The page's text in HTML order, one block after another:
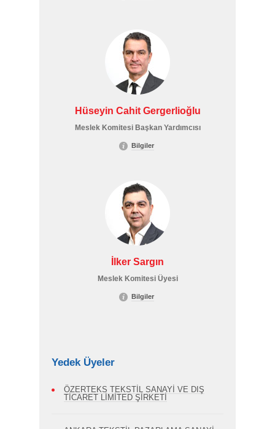
Hüseyin Cahit Gergerlioğlu
Meslek Komitesi Başkan Yardımcısı
Bilgiler
İlker Sargın
Meslek Komitesi Üyesi
Bilgiler
Yedek Üyeler
ÖZERTEKS TEKSTİL SANAYİ VE DIŞ
TİCARET LİMİTED ŞİRKETİ